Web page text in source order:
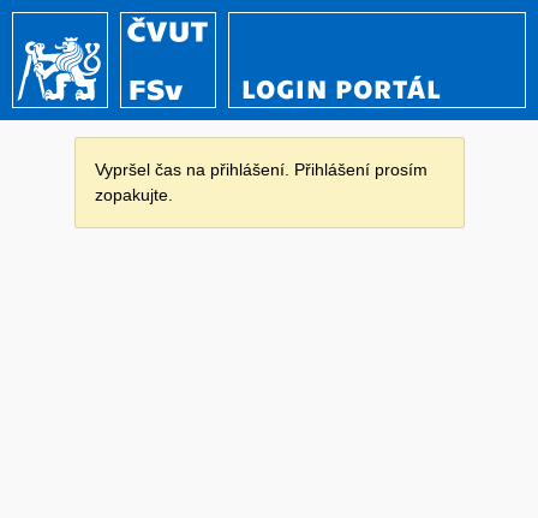
LOGIN PORTÁL
Vypršel čas na přihlášení. Přihlášení prosím
zopakujte.